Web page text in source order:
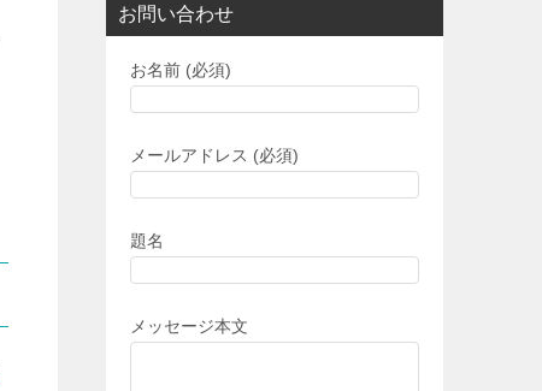
お問い合わせ
お名前 (必須)
メールアドレス (必須)
題名
メッセージ本文